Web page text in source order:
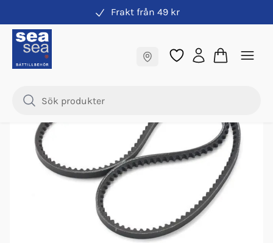
Frakt från 49 kr
Samma pris online & i butik
Nyhet